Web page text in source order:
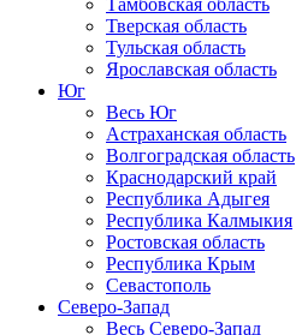
Тамбовская область
Тверская область
Тульская область
Ярославская область
Юг
Весь Юг
Астраханская область
Волгоградская область
Краснодарский край
Республика Адыгея
Республика Калмыкия
Ростовская область
Республика Крым
Севастополь
Северо-Запад
Весь Северо-Запад